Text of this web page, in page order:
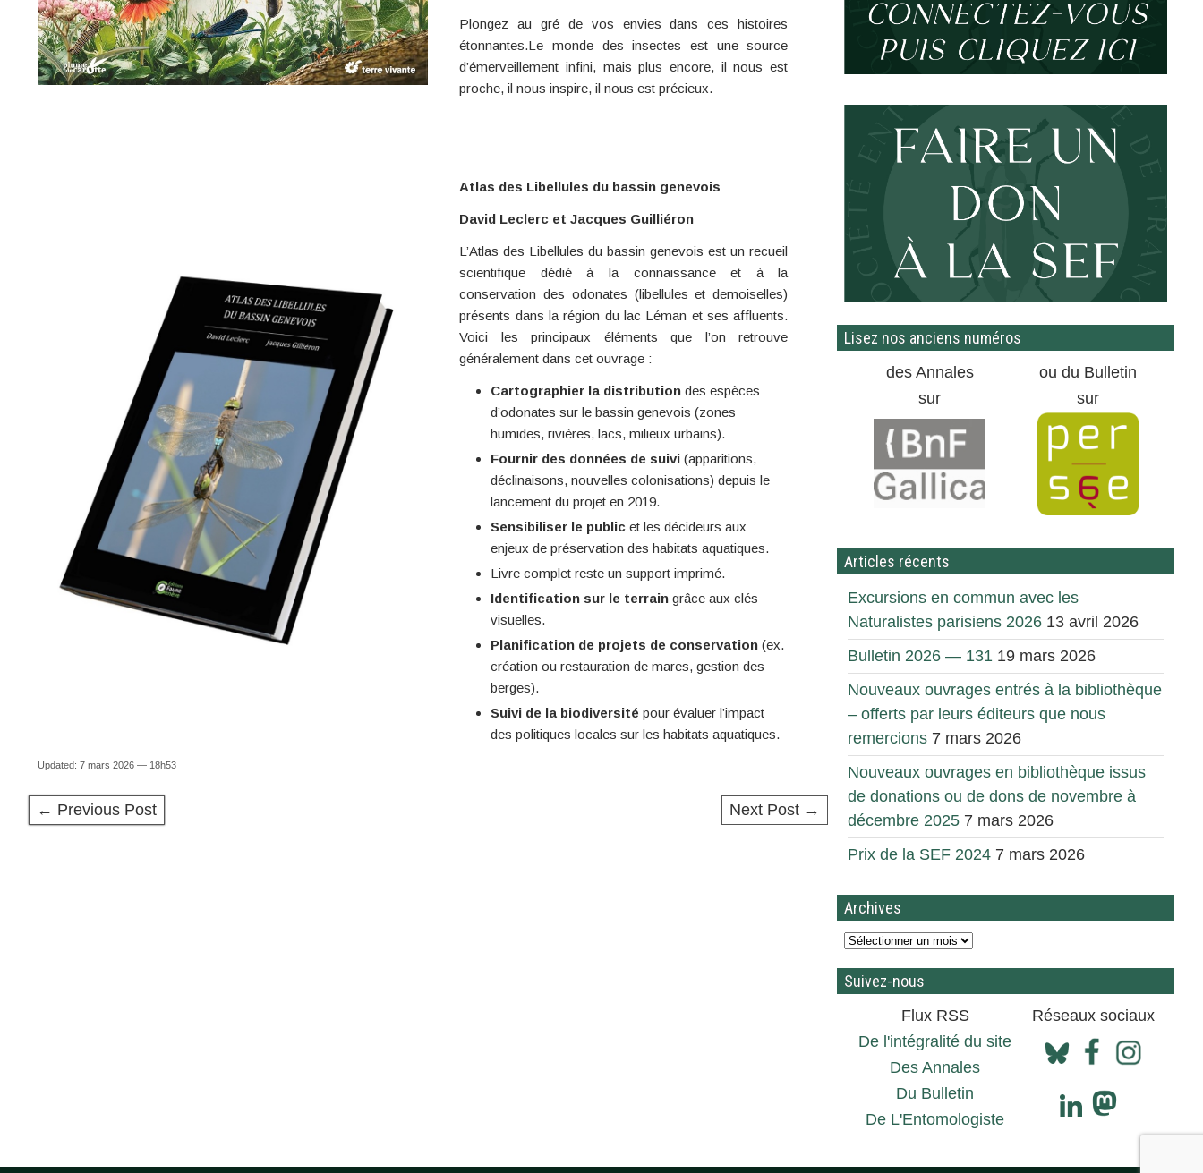
Plongez au gré de vos envies dans ces histoires
étonnantes.Le monde des insectes est une source
d’émerveillement infini, mais plus encore, il nous est
proche, il nous inspire, il nous est précieux.
Atlas des Libellules du bassin genevois
David Leclerc et Jacques Guilliéron
L’Atlas des Libellules du bassin genevois est un recueil
scientifique dédié à la connaissance et à la
conservation des odonates (libellules et demoiselles)
présents dans la région du lac Léman et ses affluents.
Voici les principaux éléments que l’on retrouve
généralement dans cet ouvrage :
Cartographier la distribution des espèces
d’odonates sur le bassin genevois (zones
humides, rivières, lacs, milieux urbains).
Fournir des données de suivi (apparitions,
déclinaisons, nouvelles colonisations) depuis le
lancement du projet en 2019.
Sensibiliser le public et les décideurs aux
enjeux de préservation des habitats aquatiques.
Livre complet reste un support imprimé.
Identification sur le terrain grâce aux clés
visuelles.
Planification de projets de conservation (ex.
création ou restauration de mares, gestion des
berges).
Suivi de la biodiversité pour évaluer l’impact
des politiques locales sur les habitats aquatiques.
Updated: 7 mars 2026 — 18h53
← Previous Post Next Post →
Lisez nos anciens numéros
des Annales
ou du Bulletin
sur
sur
Articles récents
Excursions en commun avec les
Naturalistes parisiens 2026 13 avril 2026
Bulletin 2026 — 131 19 mars 2026
Nouveaux ouvrages entrés à la bibliothèque
– offerts par leurs éditeurs que nous
remercions 7 mars 2026
Nouveaux ouvrages en bibliothèque issus
de donations ou de dons de novembre à
décembre 2025 7 mars 2026
Prix de la SEF 2024 7 mars 2026
Archives
Suivez-nous
Flux RSS
Réseaux sociaux
De l'intégralité du site
Des Annales
Du Bulletin
De L'Entomologiste